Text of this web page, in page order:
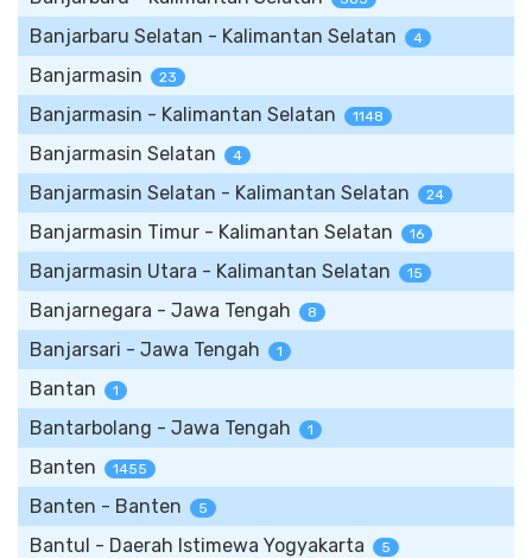
Banjarbaru Selatan - Kalimantan Selatan 4
Banjarmasin 23
Banjarmasin - Kalimantan Selatan 1148
Banjarmasin Selatan 4
Banjarmasin Selatan - Kalimantan Selatan 24
Banjarmasin Timur - Kalimantan Selatan 16
Banjarmasin Utara - Kalimantan Selatan 15
Banjarnegara - Jawa Tengah 8
Banjarsari - Jawa Tengah 1
Bantan 1
Bantarbolang - Jawa Tengah 1
Banten 1455
Banten - Banten 5
Bantul - Daerah Istimewa Yogyakarta 5